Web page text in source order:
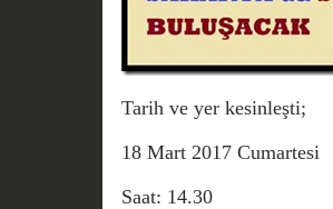
Tarih ve yer kesinleşti;
18 Mart 2017 Cumartesi
Saat: 14.30